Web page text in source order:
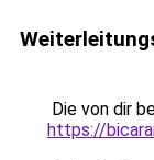
Die von dir
https://